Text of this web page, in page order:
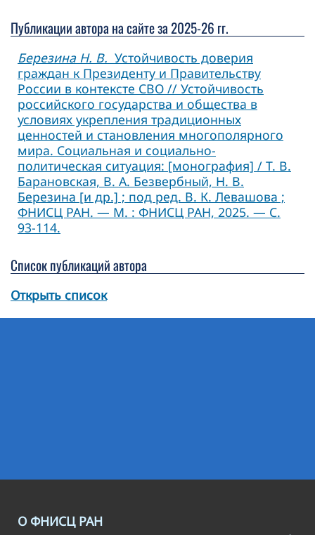
Публикации автора на сайте за 2025-26 гг.
Березина Н. В. Устойчивость доверия
граждан к Президенту и Правительству
России в контексте СВО // Устойчивость
российского государства и общества в
условиях укрепления традиционных
ценностей и становления многополярного
мира. Социальная и социально-
политическая ситуация: [монография] / Т. В.
Барановская, В. А. Безвербный, Н. В.
Березина [и др.] ; под ред. В. К. Левашова ;
ФНИСЦ РАН. — М. : ФНИСЦ РАН, 2025. — C.
93-114.
Список публикаций автора
Открыть список
О ФНИСЦ РАН